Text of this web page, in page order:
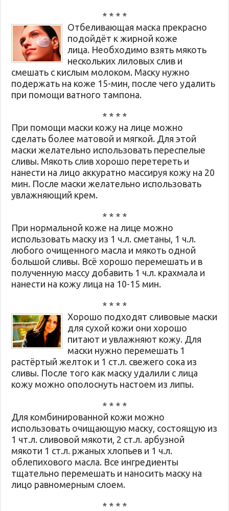
* * * *
Отбеливающая маска прекрасно
подойдёт к жирной коже
лица. Необходимо взять мякоть
нескольких лиловых слив и
смешать с кислым молоком. Маску нужно
подержать на коже 15-мин, после чего удалить
при помощи ватного тампона.
* * * *
При помощи маски кожу на лице можно
сделать более матовой и мягкой. Для этой
маски желательно использовать переспелые
сливы. Мякоть слив хорошо перетереть и
нанести на лицо аккуратно массируя кожу на 20
мин. После маски желательно использовать
увлажняющий крем.
* * * *
При нормальной коже на лице можно
использовать маску из 1 ч.л. сметаны, 1 ч.л.
любого очищенного масла и мякоть одной
большой сливы. Всё хорошо перемешать и в
полученную массу добавить 1 ч.л. крахмала и
нанести на кожу лица на 10-15 мин.
* * * *
Хорошо подходят сливовые маски
для сухой кожи они хорошо
питают и увлажняют кожу. Для
маски нужно перемешать 1
растёртый желток и 1 ст.л. свежего сока из
сливы. После того как маску удалили с лица
кожу можно ополоснуть настоем из липы.
* * * *
Для комбинированной кожи можно
использовать очищающую маску, состоящую из
1 чт.л. сливовой мякоти, 2 ст.л. арбузной
мякоти 1 ст.л. ржаных хлопьев и 1 ч.л.
облепихового масла. Все ингредиенты
тщательно перемешать и наносить маску на
лицо равномерным слоем.
* * * *